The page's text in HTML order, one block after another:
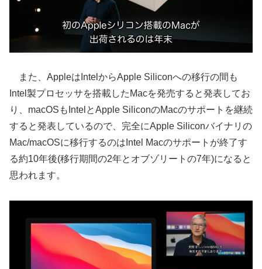
また、AppleはIntelからApple Siliconへの移行の間も
Intel製プロセッサを搭載したMacを発売すると発表してお
り、macOSもIntelとApple SiliconのMacのサポートを継続
すると発表しているので、完全にApple Siliconバイナリの
Mac/macOSに移行するのはIntel Macのサポートが終了す
る約10年後(移行期間の2年とオブゾリートの7年)になると
思われます。